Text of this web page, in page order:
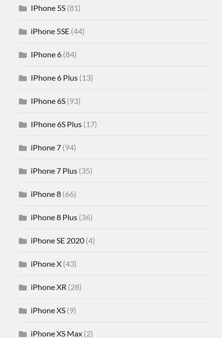
IPhone 5S (81)
iPhone 5SE (44)
IPhone 6 (84)
IPhone 6 Plus (13)
IPhone 6S (93)
IPhone 6S Plus (17)
iPhone 7 (94)
iPhone 7 Plus (35)
iPhone 8 (66)
iPhone 8 Plus (36)
iPhone SE 2020 (4)
iPhone X (43)
iPhone XR (28)
iPhone XS (9)
iPhone XS Max (2)